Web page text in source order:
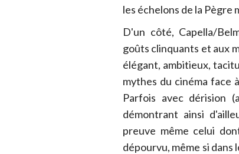
les échelons de la Pègre
D'un côté, Capella/
goûts clinquants et aux
élégant, ambitieux,
mythes du cinéma face
Parfois avec dérision
démontrant ainsi
preuve même celui
dépourvu, même si